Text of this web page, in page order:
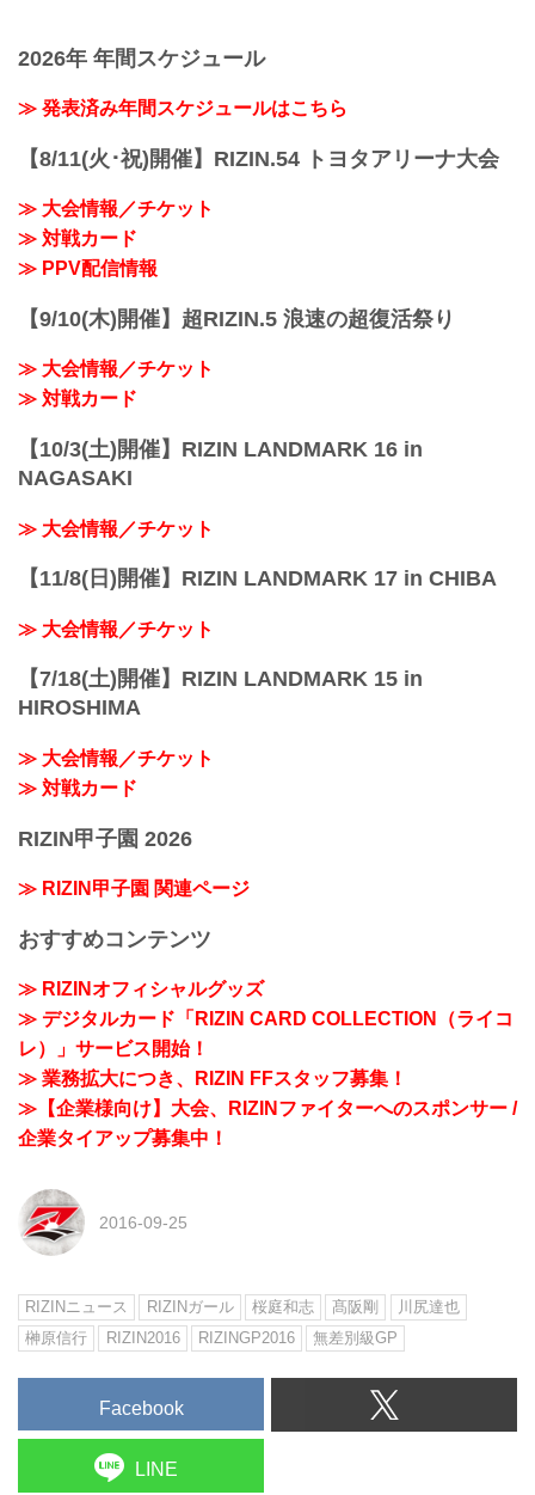
2026年 年間スケジュール
≫ 発表済み年間スケジュールはこちら
【8/11(火･祝)開催】RIZIN.54 トヨタアリーナ大会
≫ 大会情報／チケット
≫ 対戦カード
≫ PPV配信情報
【9/10(木)開催】超RIZIN.5 浪速の超復活祭り
≫ 大会情報／チケット
≫ 対戦カード
【10/3(土)開催】RIZIN LANDMARK 16 in
NAGASAKI
≫ 大会情報／チケット
【11/8(日)開催】RIZIN LANDMARK 17 in CHIBA
≫ 大会情報／チケット
【7/18(土)開催】RIZIN LANDMARK 15 in
HIROSHIMA
≫ 大会情報／チケット
≫ 対戦カード
RIZIN甲子園 2026
≫ RIZIN甲子園 関連ページ
おすすめコンテンツ
≫ RIZINオフィシャルグッズ
≫ デジタルカード「RIZIN CARD COLLECTION（ライコ
レ）」サービス開始！
≫ 業務拡大につき、RIZIN FFスタッフ募集！
≫【企業様向け】大会、RIZINファイターへのスポンサー /
企業タイアップ募集中！
2016-09-25
RIZINニュース RIZINガール 桜庭和志 髙阪剛
川尻達也
榊原信行
RIZIN2016 RIZINGP2016 無差別級GP
Facebook
LINE